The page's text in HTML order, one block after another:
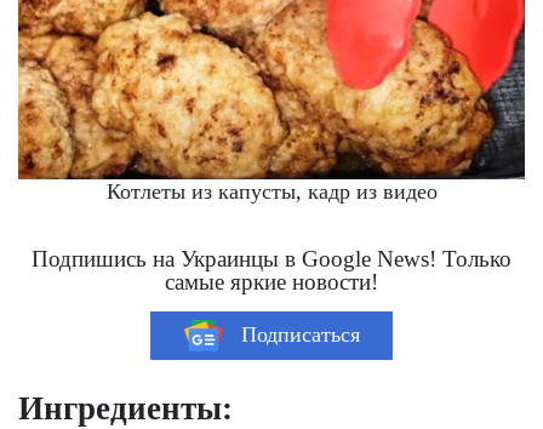
Котлеты из капусты, кадр из видео
Подпишись на Украинцы в Google News! Только
самые яркие новости!
Подписаться
Ингредиенты: